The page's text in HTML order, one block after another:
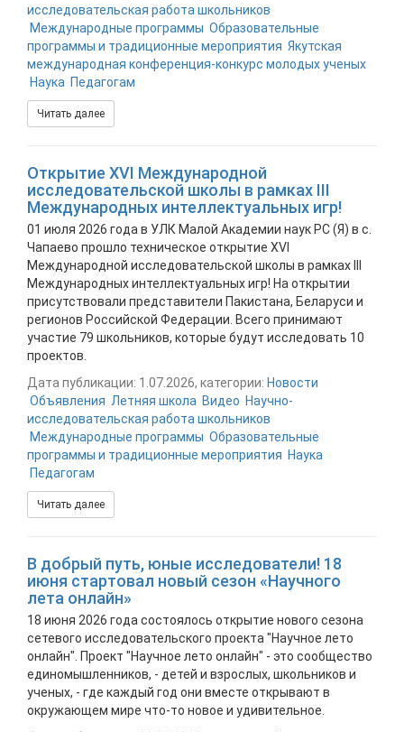
исследовательская работа школьников
Международные программы Образовательные
программы и традиционные мероприятия Якутская
международная конференция-конкурс молодых ученых
Наука Педагогам
Читать далее
Открытие XVI Международной
исследовательской школы в рамках III
Международных интеллектуальных игр!
01 июля 2026 года в УЛК Малой Академии наук РС (Я) в с.
Чапаево прошло техническое открытие XVI
Международной исследовательской школы в рамках III
Международных интеллектуальных игр! На открытии
присутствовали представители Пакистана, Беларуси и
регионов Российской Федерации. Всего принимают
участие 79 школьников, которые будут исследовать 10
проектов.
Дата публикации: 1.07.2026, категории: Новости
Объявления Летняя школа Видео Научно-
исследовательская работа школьников
Международные программы Образовательные
программы и традиционные мероприятия Наука
Педагогам
Читать далее
В добрый путь, юные исследователи! 18
июня стартовал новый сезон «Научного
лета онлайн»
18 июня 2026 года состоялось открытие нового сезона
сетевого исследовательского проекта "Научное лето
онлайн". Проект "Научное лето онлайн" - это сообщество
единомышленников, - детей и взрослых, школьников и
ученых, - где каждый год они вместе открывают в
окружающем мире что-то новое и удивительное.